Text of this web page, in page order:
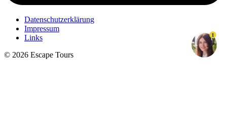
Datenschutzerklärung
Impressum
Links
© 2026 Escape Tours
1